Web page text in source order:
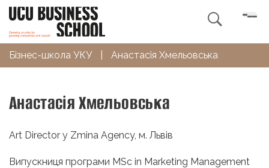

Бізнес-школа УКУ Анастасія Хмельовська
Анастасія Хмельовська
Art Director у Zmina Agency, м. Львів
Випускниця програми MSc in Marketing Management